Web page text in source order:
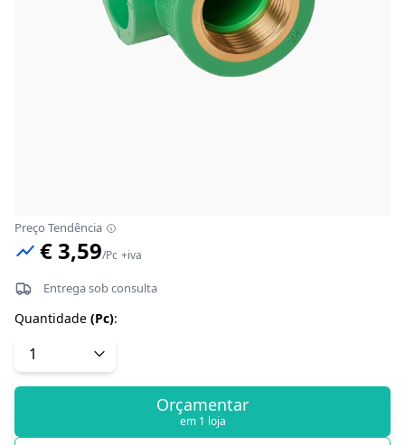
Preço Tendência
€ 3,59/Pc +iva
Entrega sob consulta
Quantidade (Pc):
Orçamentar
em 1 loja